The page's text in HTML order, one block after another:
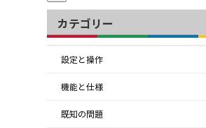
カテゴリー
設定と操作
機能と仕様
既知の問題